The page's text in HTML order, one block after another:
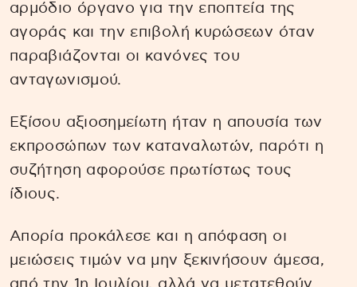
αρμόδιο όργανο για την εποπτεία της
αγοράς και την επιβολή κυρώσεων όταν
παραβιάζονται οι κανόνες του
ανταγωνισμού.
Εξίσου αξιοσημείωτη ήταν η απουσία των
εκπροσώπων των καταναλωτών, παρότι η
συζήτηση αφορούσε πρωτίστως τους
ίδιους.
Απορία προκάλεσε και η απόφαση οι
μειώσεις τιμών να μην ξεκινήσουν άμεσα,